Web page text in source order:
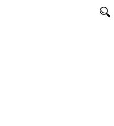
Перейти к основному